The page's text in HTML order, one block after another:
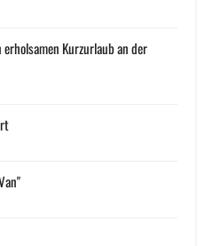
Kurzurlaub an der